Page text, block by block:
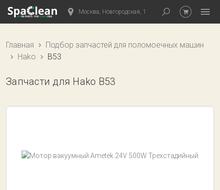
Москва, Новгородская, 1
Главная
Подбор запчастей для поломоечных машин
Hako
B53
Запчасти для Hako B53